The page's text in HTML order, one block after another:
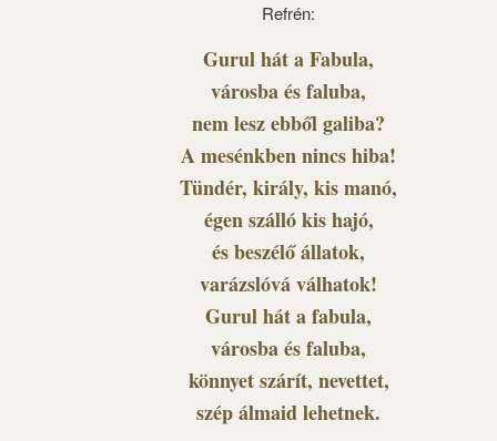
Refrén:
Gurul hát a Fabula,
városba és faluba,
nem lesz ebből galiba?
A mesénkben nincs hiba!
Tündér, király, kis manó,
égen szálló kis hajó,
és beszélő állatok,
varázslóvá válhatok!
Gurul hát a fabula,
városba és faluba,
könnyet szárít, nevettet,
szép álmaid lehetnek.